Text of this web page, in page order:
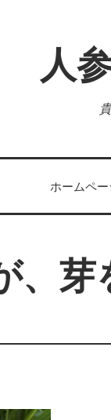
人
ホームペー
、芽